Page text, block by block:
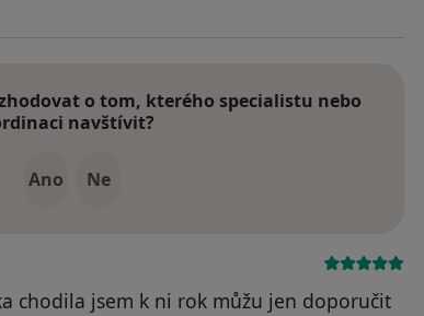
o tom, kterého specialistu nebo
navštívit?
Ano Ne
chodila jsem k ni rok můžu jen doporučit